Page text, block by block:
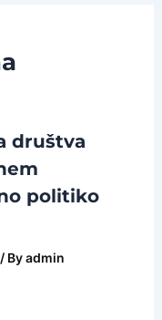
društva
politiko
/ Byadmin